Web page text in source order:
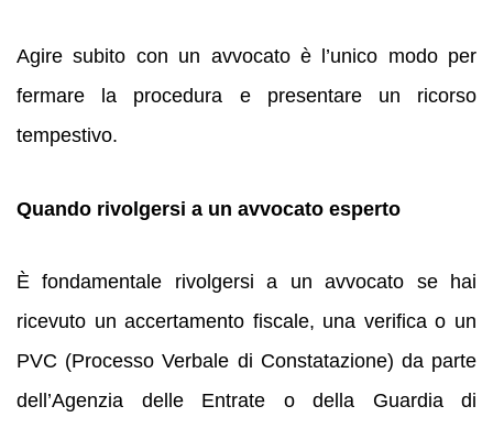
Agire subito con un avvocato è l’unico modo per
fermare la procedura e presentare un ricorso
tempestivo.
Quando rivolgersi a un avvocato esperto
È fondamentale rivolgersi a un avvocato se hai
ricevuto un accertamento fiscale, una verifica o un
PVC (Processo Verbale di Constatazione) da parte
dell’Agenzia delle Entrate o della Guardia di